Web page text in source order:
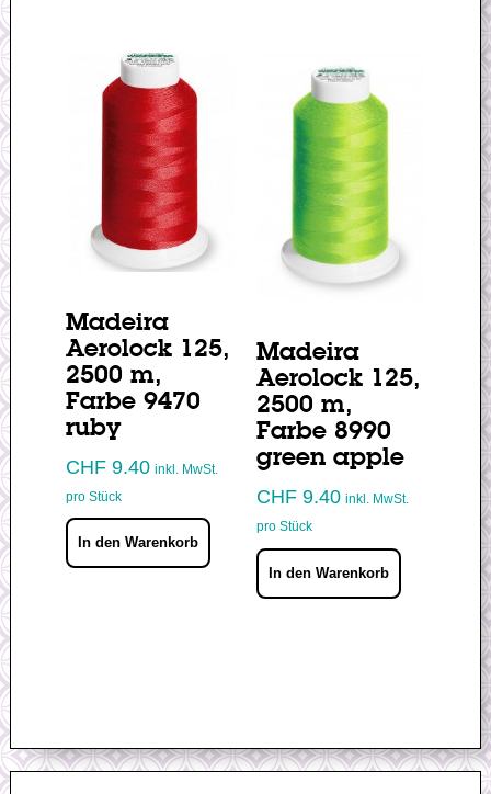
Madeira
Aerolock 125,
2500 m,
Farbe 9470
ruby
CHF9.40 inkl. MwSt.
pro Stück
In den Warenkorb
Madeira
Aerolock 125,
2500 m,
Farbe 8990
green apple
CHF9.40 inkl. MwSt.
pro Stück
In den Warenkorb